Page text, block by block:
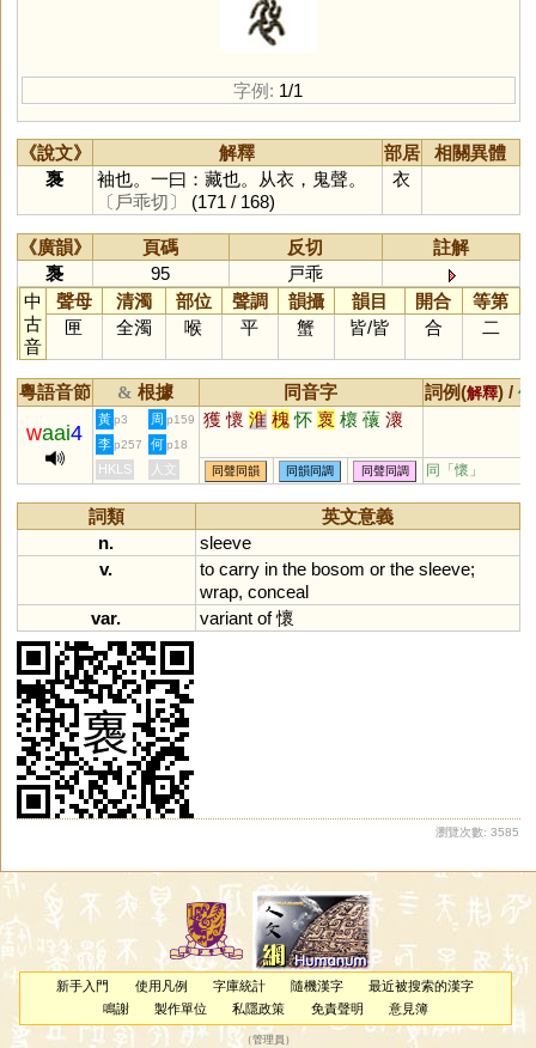
字例: 1/1
《說文》 解釋 部居
相關異體
褢
袖也。一曰：藏也。从衣，鬼聲。
〔戶乖切〕
(171 / 168)
衣
《廣韻》 頁碼 反切
註解
褢
95
戸乖
中
古
音
聲母 清濁 部位 聲調 韻攝 韻目 開合
等第
匣
全濁 喉 平 蟹 皆/皆 合 二
粵語音節 & 根據 同音字 詞例(解釋) /
waai4
黃 p3 周 p159 獲 懷 淮 槐 怀 褱 櫰 蘹 瀤
李 p257 何 p18
HKLS 人文 同聲同韻 同韻同調 同聲同調 同「懷 」
詞類
英文意義
n.
sleeve
v.
to carry in the bosom or the sleeve;
wrap, conceal
var.
variant of懷
瀏覽次數: 3585
新手入門 使用凡例 字庫統計 隨機漢字
最近被搜索的漢字
鳴謝
製作單位 私隱政策 免責聲明 意見簿
（管理員 ）